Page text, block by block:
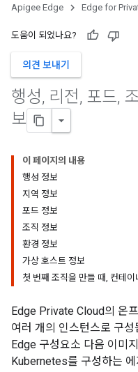
Apigee Edge Edge for
도움이 되었나요?
의견 보내기
행성, 리전, 포드,
보
이 페이지의 내용
행성 정보
지역 정보
포드 정보
조직 정보
환경 정보
가상 호스트 정보
첫 번째 조직을 만들 때, 컨테
Edge Private Cloud의 온
여러 개의 인스턴스로 구
Edge 구성요소 다음 이미
Kubernetes를 구성하는 에